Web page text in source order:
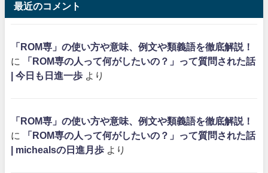
最近のコメント
「ROM専」の使い方や意味、例文や類義語を徹底解説！
に
「ROM専の人って何がしたいの？」って質問された話
| 今日も日進一歩 より
「ROM専」の使い方や意味、例文や類義語を徹底解説！
に
「ROM専の人って何がしたいの？」って質問された話
| michealsの日進月歩 より